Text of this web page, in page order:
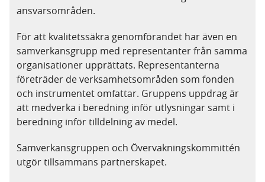
ansvarsområden.
För att kvalitetssäkra genomförandet har även en
samverkansgrupp med representanter från samma
organisationer upprättats. Representanterna
företräder de verksamhetsområden som fonden
och instrumentet omfattar. Gruppens uppdrag är
att medverka i beredning inför utlysningar samt i
beredning inför tilldelning av medel.
Samverkansgruppen och Övervakningskommittén
utgör tillsammans partnerskapet.